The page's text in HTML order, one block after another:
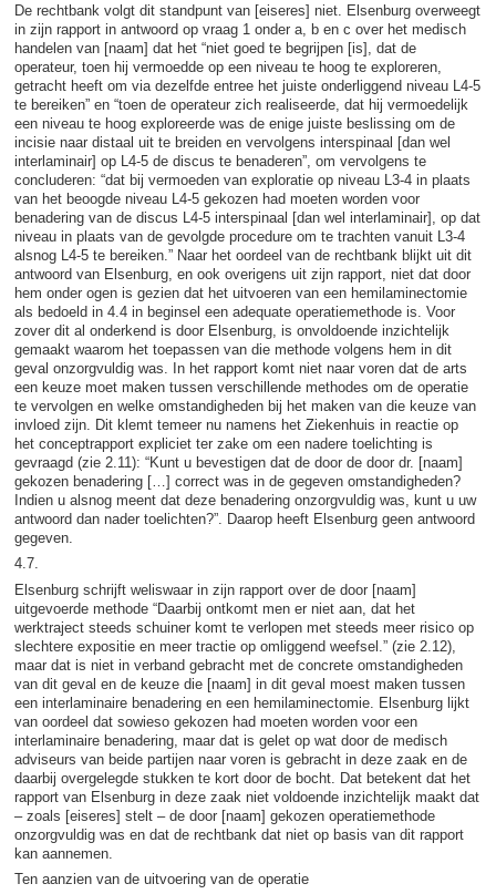
De rechtbank volgt dit standpunt van [eiseres] niet. Elsenburg overweegt
in zijn rapport in antwoord op vraag 1 onder a, b en c over het medisch
handelen van [naam] dat het “niet goed te begrijpen [is], dat de
operateur, toen hij vermoedde op een niveau te hoog te exploreren,
getracht heeft om via dezelfde entree het juiste onderliggend niveau L4-5
te bereiken” en “toen de operateur zich realiseerde, dat hij vermoedelijk
een niveau te hoog exploreerde was de enige juiste beslissing om de
incisie naar distaal uit te breiden en vervolgens interspinaal [dan wel
interlaminair] op L4-5 de discus te benaderen”, om vervolgens te
concluderen: “dat bij vermoeden van exploratie op niveau L3-4 in plaats
van het beoogde niveau L4-5 gekozen had moeten worden voor
benadering van de discus L4-5 interspinaal [dan wel interlaminair], op dat
niveau in plaats van de gevolgde procedure om te trachten vanuit L3-4
alsnog L4-5 te bereiken.” Naar het oordeel van de rechtbank blijkt uit dit
antwoord van Elsenburg, en ook overigens uit zijn rapport, niet dat door
hem onder ogen is gezien dat het uitvoeren van een hemilaminectomie
als bedoeld in 4.4 in beginsel een adequate operatiemethode is. Voor
zover dit al onderkend is door Elsenburg, is onvoldoende inzichtelijk
gemaakt waarom het toepassen van die methode volgens hem in dit
geval onzorgvuldig was. In het rapport komt niet naar voren dat de arts
een keuze moet maken tussen verschillende methodes om de operatie
te vervolgen en welke omstandigheden bij het maken van die keuze van
invloed zijn. Dit klemt temeer nu namens het Ziekenhuis in reactie op
het conceptrapport expliciet ter zake om een nadere toelichting is
gevraagd (zie 2.11): “Kunt u bevestigen dat de door de door dr. [naam]
gekozen benadering […] correct was in de gegeven omstandigheden?
Indien u alsnog meent dat deze benadering onzorgvuldig was, kunt u uw
antwoord dan nader toelichten?”. Daarop heeft Elsenburg geen antwoord
gegeven.
4.7.
Elsenburg schrijft weliswaar in zijn rapport over de door [naam]
uitgevoerde methode “Daarbij ontkomt men er niet aan, dat het
werktraject steeds schuiner komt te verlopen met steeds meer risico op
slechtere expositie en meer tractie op omliggend weefsel.” (zie 2.12),
maar dat is niet in verband gebracht met de concrete omstandigheden
van dit geval en de keuze die [naam] in dit geval moest maken tussen
een interlaminaire benadering en een hemilaminectomie. Elsenburg lijkt
van oordeel dat sowieso gekozen had moeten worden voor een
interlaminaire benadering, maar dat is gelet op wat door de medisch
adviseurs van beide partijen naar voren is gebracht in deze zaak en de
daarbij overgelegde stukken te kort door de bocht. Dat betekent dat het
rapport van Elsenburg in deze zaak niet voldoende inzichtelijk maakt dat
– zoals [eiseres] stelt – de door [naam] gekozen operatiemethode
onzorgvuldig was en dat de rechtbank dat niet op basis van dit rapport
kan aannemen.
Ten aanzien van de uitvoering van de operatie